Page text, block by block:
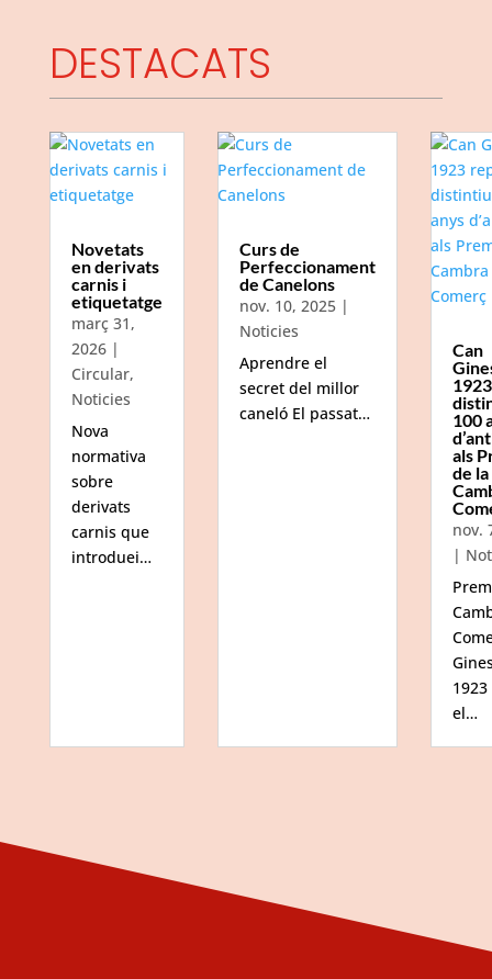
DESTACATS
Novetats
en derivats
carnis i
etiquetatge
març 31,
2026|
Circular,
Noticies
Nova
normativa
sobre
derivats
carnis que
introduei…
Curs de
Perfeccionament
de Canelons
nov. 10, 2025|
Noticies
Aprendre el
secret del millor
caneló El passat…
Can
100
als
de la
nov.
|
el…